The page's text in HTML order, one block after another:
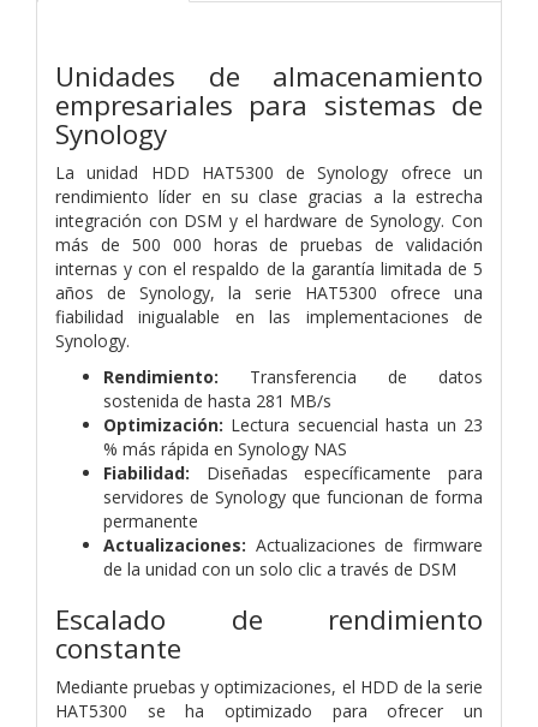
Unidades de almacenamiento
empresariales para sistemas de
Synology
La unidad HDD HAT5300 de Synology ofrece un
rendimiento líder en su clase gracias a la estrecha
integración con DSM y el hardware de Synology. Con
más de 500 000 horas de pruebas de validación
internas y con el respaldo de la garantía limitada de 5
años de Synology, la serie HAT5300 ofrece una
fiabilidad inigualable en las implementaciones de
Synology.
Rendimiento: Transferencia de datos
sostenida de hasta 281 MB/s
Optimización: Lectura secuencial hasta un 23
% más rápida en Synology NAS
Fiabilidad: Diseñadas específicamente para
servidores de Synology que funcionan de forma
permanente
Actualizaciones: Actualizaciones de firmware
de la unidad con un solo clic a través de DSM
Escalado de rendimiento
constante
Mediante pruebas y optimizaciones, el HDD de la serie
HAT5300 se ha optimizado para ofrecer un